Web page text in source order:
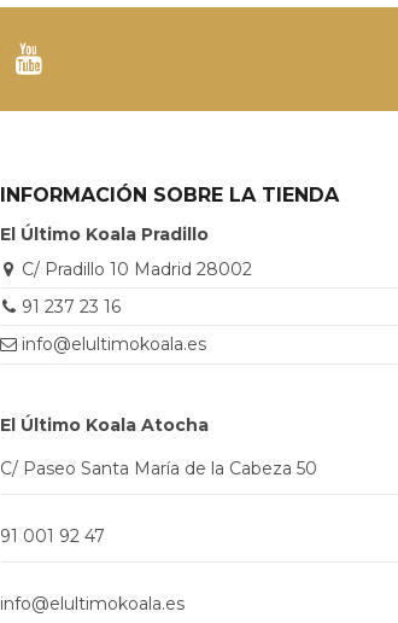
INFORMACIÓN SOBRE LA TIENDA
El Último Koala Pradillo
C/ Pradillo 10 Madrid 28002
91 237 23 16
info@elultimokoala.es
El Último Koala Atocha
C/ Paseo Santa María de la Cabeza 50
91 001 92 47
info@elultimokoala.es